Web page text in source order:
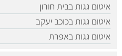
איטום גגות בבית חורון
איטום גגות בכוכב יעקב
איטום גגות באפרת